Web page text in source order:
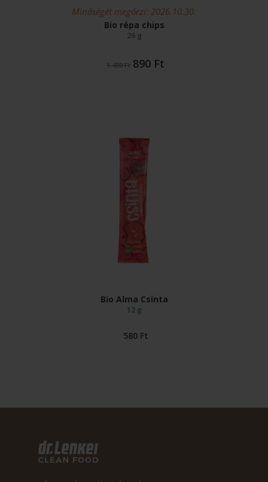
Minőségét megőrzi: 2026.10.30.
Bio répa chips
26 g
1.490Ft Original
price
890 Ft
Bio Alma Csinta
12 g
580 Ft